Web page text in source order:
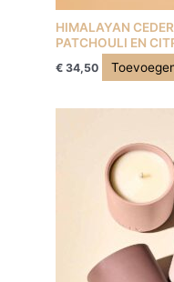
HIMALAYAN
PATCHOULI EN
€ 34,50